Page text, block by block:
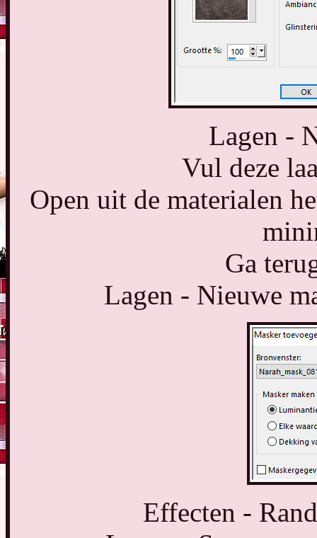
Lagen -
Vul deze
Open uit de materialen
Ga
Lagen - Nieuwe
Effecten -